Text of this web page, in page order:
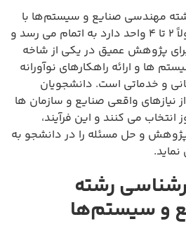
مهندسی صنایع و سیستم‌ها با
پروژه کارشناسی که معمولاً ۲ تا ۴ واحد دارد به اتمام می رسد و
پژوهش عمیق در یکی از شاخه
ها و ارائه راهکارهای نوآورانه
و خدماتی است. دانشجویان
نیازهای واقعی صنایع و سازمان ها
می کنند و این فرآیند،
و حل مسئله را در دانشجو به
رشته
و سیستم‌ها